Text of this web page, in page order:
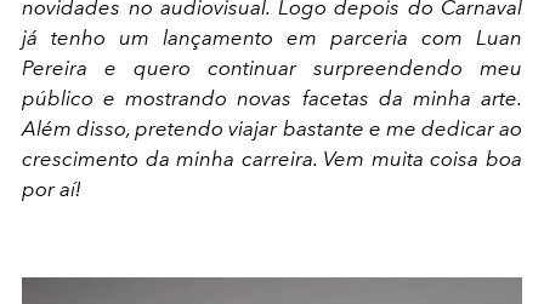
novidades no audiovisual. Logo depois do Carnaval
já tenho um lançamento em parceria com Luan
Pereira e quero continuar surpreendendo meu
público e mostrando novas facetas da minha arte.
Além disso, pretendo viajar bastante e me dedicar ao
crescimento da minha carreira. Vem muita coisa boa
por aí!